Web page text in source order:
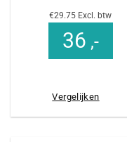
€29.75 Excl. btw
36 ,-
Vergelijken